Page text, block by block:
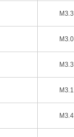
M3.3
M3.0
M3.3
M3.1
M3.4